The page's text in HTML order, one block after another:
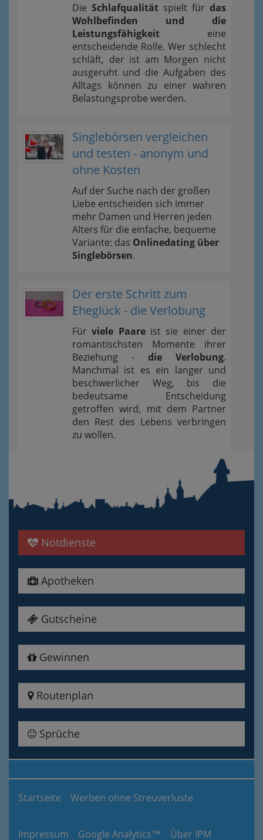
Die Schlafqualität spielt für das
Wohlbefinden und die
Leistungsfähigkeit eine
entscheidende Rolle. Wer schlecht
schläft, der ist am Morgen nicht
ausgeruht und die Aufgaben des
Alltags können zu einer wahren
Belastungsprobe werden.
Singlebörsen vergleichen
und testen - anonym und
ohne Kosten
Auf der Suche nach der großen
Liebe entscheiden sich immer
mehr Damen und Herren jeden
Alters für die einfache, bequeme
Variante: das Onlinedating über
Singlebörsen.
Der erste Schritt zum
Eheglück - die Verlobung
Fürviele Paareist sie einer der
romantischsten Momente ihrer
Beziehung - die Verlobung.
Manchmal ist es ein langer und
beschwerlicher Weg, bis die
bedeutsame Entscheidung
getroffen wird, mit dem Partner
den Rest des Lebens verbringen
zu wollen.
Notdienste
Apotheken
Gutscheine
Gewinnen
Routenplan
Sprüche
Startseite Werben ohne Streuverluste
Impressum Google Analytics™ Über IPM